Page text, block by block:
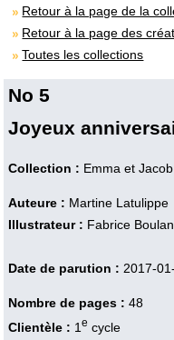
Retour à la page de la
Retour à la page des
Toutes les collections
No 5
Joyeux
Collection : Emma et Jacob
Auteure : Martine Latulippe
Illustrateur : Fabrice
Date de parution : 2017-
Nombre de pages : 48
Clientèle : 1 e cycle